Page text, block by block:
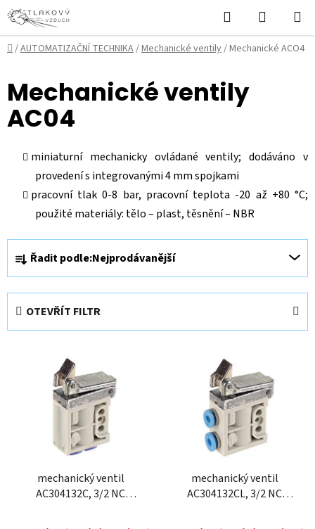
Přejít
na
obsah
Hledat
KOŠÍK
Domů
/AUTOMATIZAČNÍ TECHNIKA/Mechanické ventily/Mechanické ACO4
Mechanické ventily
AC04
miniaturní mechanicky ovládané ventily; dodáváno v
provedení s integrovanými 4 mm spojkami
pracovní tlak 0-8 bar, pracovní teplota -20 až +80 °C;
použité materiály: tělo – plast, těsnění – NBR
Ř
a
z
e
n
í
Řadit podle:Nejprodávanější
OTEVŘÍT FILTR
mechanický ventil
AC304132C, 3/2 NC
mechanický ventil
AC304132CL, 3/2 NC